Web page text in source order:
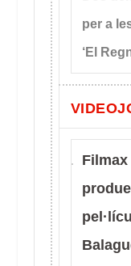
per a
‘El
Filmax